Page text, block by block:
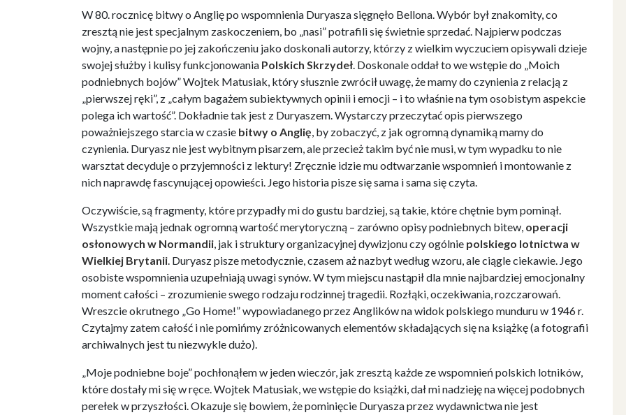
W 80. rocznicę bitwy o Anglię po wspomnienia Duryasza sięgnęło Bellona. Wybór był znakomity, co
zresztą nie jest specjalnym zaskoczeniem, bo „nasi” potrafili się świetnie sprzedać. Najpierw podczas
wojny, a następnie po jej zakończeniu jako doskonali autorzy, którzy z wielkim wyczuciem opisywali dzieje
swojej służby i kulisy funkcjonowania Polskich Skrzydeł. Doskonale oddał to we wstępie do „Moich
podniebnych bojów” Wojtek Matusiak, który słusznie zwrócił uwagę, że mamy do czynienia z relacją z
„pierwszej ręki”, z „całym bagażem subiektywnych opinii i emocji – i to właśnie na tym osobistym aspekcie
polega ich wartość”. Dokładnie tak jest z Duryaszem. Wystarczy przeczytać opis pierwszego
poważniejszego starcia w czasie bitwy o Anglię, by zobaczyć, z jak ogromną dynamiką mamy do
czynienia. Duryasz nie jest wybitnym pisarzem, ale przecież takim być nie musi, w tym wypadku to nie
warsztat decyduje o przyjemności z lektury! Zręcznie idzie mu odtwarzanie wspomnień i montowanie z
nich naprawdę fascynującej opowieści. Jego historia pisze się sama i sama się czyta.
Oczywiście, są fragmenty, które przypadły mi do gustu bardziej, są takie, które chętnie bym pominął.
Wszystkie mają jednak ogromną wartość merytoryczną – zarówno opisy podniebnych bitew, operacji
osłonowych w Normandii, jak i struktury organizacyjnej dywizjonu czy ogólnie polskiego lotnictwa w
Wielkiej Brytanii. Duryasz pisze metodycznie, czasem aż nazbyt według wzoru, ale ciągle ciekawie. Jego
osobiste wspomnienia uzupełniają uwagi synów. W tym miejscu nastąpił dla mnie najbardziej emocjonalny
moment całości – zrozumienie swego rodzaju rodzinnej tragedii. Rozłąki, oczekiwania, rozczarowań.
Wreszcie okrutnego „Go Home!” wypowiadanego przez Anglików na widok polskiego munduru w 1946 r.
Czytajmy zatem całość i nie pomińmy zróżnicowanych elementów składających się na książkę (a fotografii
archiwalnych jest tu niezwykle dużo).
„Moje podniebne boje” pochłonąłem w jeden wieczór, jak zresztą każde ze wspomnień polskich lotników,
które dostały mi się w ręce. Wojtek Matusiak, we wstępie do książki, dał mi nadzieję na więcej podobnych
perełek w przyszłości. Okazuje się bowiem, że pominięcie Duryasza przez wydawnictwa nie jest